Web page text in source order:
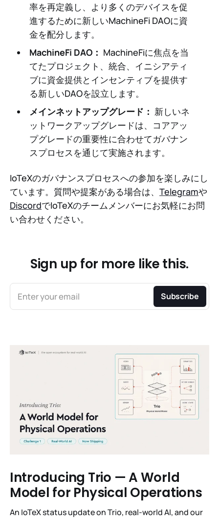
率を再定義し、より多くのデバイスを促
進するために新しいMachineFi DAOに資
金を配分します。
MachineFi DAO： MachineFiに焦点を当
てたプロジェクト、統合、イニシアティ
ブに資金提供とインセンティブを提供す
る新しいDAOを設立します。
メインネットアップグレード： 新しいネ
ットワークアップグレードは、コアアッ
プグレードの重要性に合わせてガバナン
スプロセスを通じて実施されます。
IoTeXのガバナンスプロセスへの参加を楽しみにし
ています。質問や提案がある場合は、 Telegramや
DiscordでIoTeXのチームメンバーにお気軽にお問
い合わせください。
Sign up for more like this.
Enter your email Subscribe
Introducing Trio — A World
Model for Physical Operations
An IoTeX status update on Trio, real-world AI, and our